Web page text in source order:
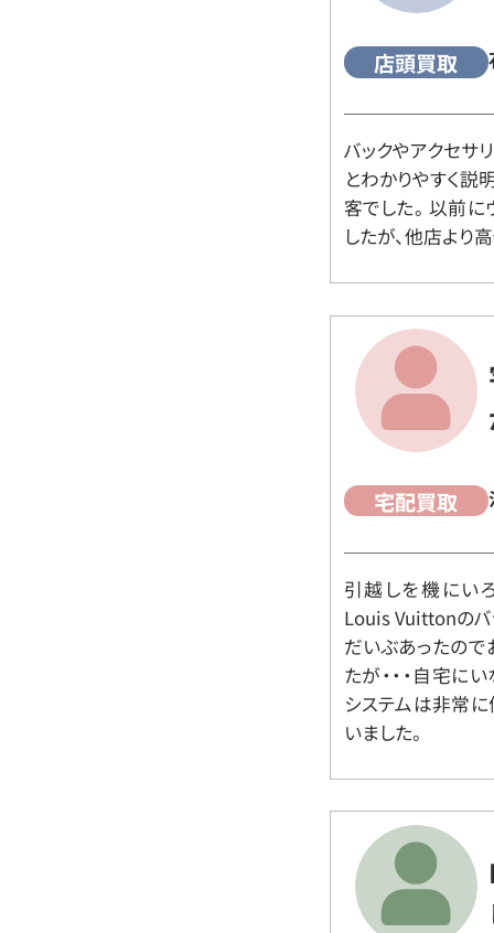
店頭買取
バックやアクセサ
とわかりやすく説
客でした。 以前
したが、他店より
宅配買取
引越しを機にい
Louis Vuittonのバ
だいぶあったので
たが・・・自宅に
システムは非常に
いました。